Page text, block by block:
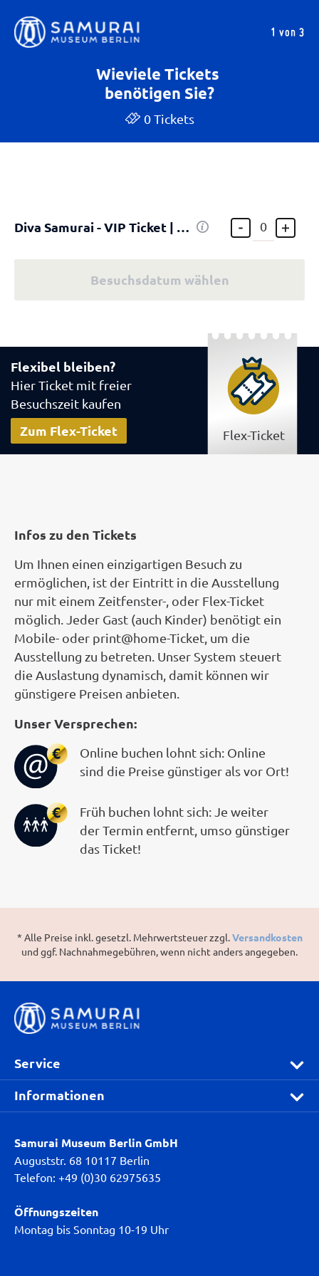
1 von 3
Wieviele Tickets
benötigen Sie?
0 Tickets
Infos zu den Tickets
Um Ihnen einen einzigartigen Besuch zu
ermöglichen, ist der Eintritt in die Ausstellung
nur mit einem Zeitfenster-, oder Flex-Ticket
möglich. Jeder Gast (auch Kinder) benötigt ein
Mobile- oder print@home-Ticket, um die
Ausstellung zu betreten. Unser System steuert
die Auslastung dynamisch, damit können wir
günstigere Preisen anbieten.
Unser Versprechen:
Online buchen lohnt sich: Online
sind die Preise günstiger als vor Ort!
Früh buchen lohnt sich: Je weiter
der Termin entfernt, umso günstiger
das Ticket!
Flexibel bleiben?
Hier Ticket mit freier
Besuchszeit kaufen
Zum Flex-Ticket Flex-Ticket
Diva Samurai - VIP Ticket | 19.08.
Besuchsdatum wählen
* Alle Preise inkl. gesetzl. Mehrwertsteuer zzgl.Versandkosten
und ggf. Nachnahmegebühren, wenn nicht anders angegeben.
Service
Informationen
Samurai Museum Berlin GmbH
Auguststr. 68 10117 Berlin
Telefon: +49 (0)30 62975635
Öffnungszeiten
Montag bis Sonntag 10-19 Uhr